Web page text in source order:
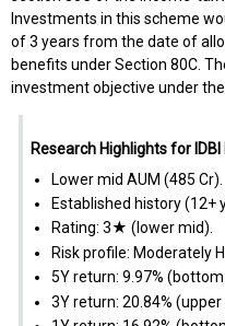
Investments in this scheme
of 3 years from the date of
benefits under Section 80C.
investment objective under
Research Highlights for
Lower mid AUM (₹485 Cr).
Established history (12+
Rating: 3★ (lower mid).
Risk profile: Moderately
5Y return: 9.97% (bottom
3Y return: 20.84% (upper